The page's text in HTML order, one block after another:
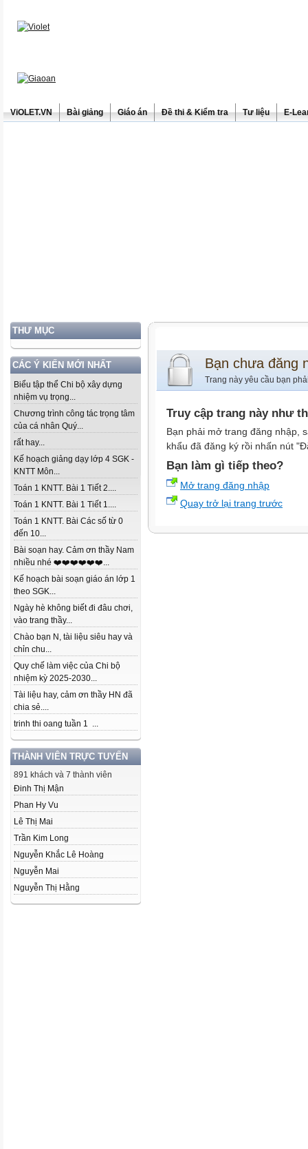
ViOLET.VN Bài giảng Giáo án Đề thi & Kiểm tra Tư liệu E-
THƯ MỤC
CÁC Ý KIẾN MỚI NHẤT
Biểu tập thể Chi bộ xây dựng
nhiệm vụ trọng...
Chương trình công tác trọng tâm
của cá nhân Quý...
rất hay...
Kế hoạch giảng dạy lớp 4 SGK -
KNTT Môn...
Toán 1 KNTT. Bài 1 Tiết 2....
Toán 1 KNTT. Bài 1 Tiết 1....
Toán 1 KNTT. Bài Các số từ 0
đến 10...
Bài soạn hay. Cảm ơn thầy Nam
nhiều nhé ❤️❤️❤️❤️❤️❤️...
Kế hoạch bài soạn giáo án lớp 1
theo SGK...
Ngày hè không biết đi đâu chơi,
vào trang thầy...
Chào bạn N, tài liệu siêu hay và
chỉn chu...
Quy chế làm việc của Chi bộ
nhiệm kỳ 2025-2030...
Tài liệu hay, cảm ơn thầy HN đã
chia sẻ....
trinh thi oang tuần 1 ...
THÀNH VIÊN TRỰC TUYẾN
891 khách và 7 thành viên
Đinh Thị Mận
Phan Hy Vu
Lê Thị Mai
Trần Kim Long
Nguyễn Khắc Lê Hoàng
Nguyễn Mai
Nguyễn Thị Hằng
Bạn chưa đăng
Trang này yêu cầu bạn
Truy cập trang này như
Bạn phải mở trang đăng nhập,
khẩu đã đăng ký rồi nhấn nút
Bạn làm gì tiếp theo?
Mở trang đăng nhập
Quay trở lại trang trước